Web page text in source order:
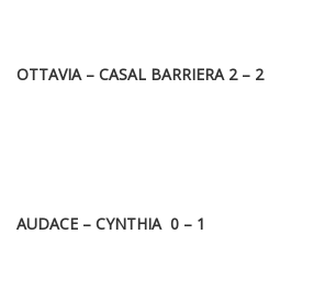
OTTAVIA – CASAL BARRIERA 2 – 2
AUDACE – CYNTHIA 0 – 1